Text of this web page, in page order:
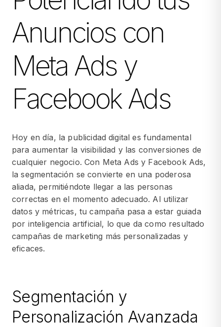
Anuncios con
Meta Ads y
Facebook Ads
Hoy en día, la publicidad digital es fundamental
para aumentar la visibilidad y las conversiones de
cualquier negocio. Con Meta Ads y Facebook Ads,
la segmentación se convierte en una poderosa
aliada, permitiéndote llegar a las personas
correctas en el momento adecuado. Al utilizar
datos y métricas, tu campaña pasa a estar guiada
por inteligencia artificial, lo que da como resultado
campañas de marketing más personalizadas y
eficaces.
Segmentación y
Personalización Avanzada